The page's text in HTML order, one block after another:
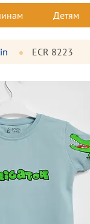
Детям
ECR 8223